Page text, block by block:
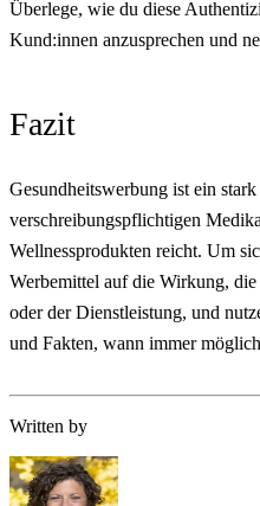
Überlege, wie du diese
Kund:innen anzusprechen und
Fazit
Gesundheitswerbung ist ein
verschreibungspflichtigen
Wellnessprodukten reicht. Um
Werbemittel auf die Wirkung,
oder der Dienstleistung, und
und Fakten, wann immer
Written by